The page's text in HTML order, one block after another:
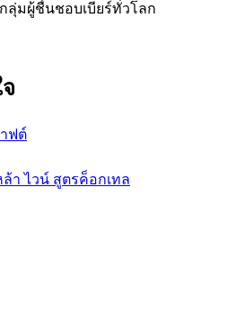
มผู้ชื่นชอบเบียร์ทั่วโลก
ฟต์
ล้า ไวน์ สูตรค็อกเทล